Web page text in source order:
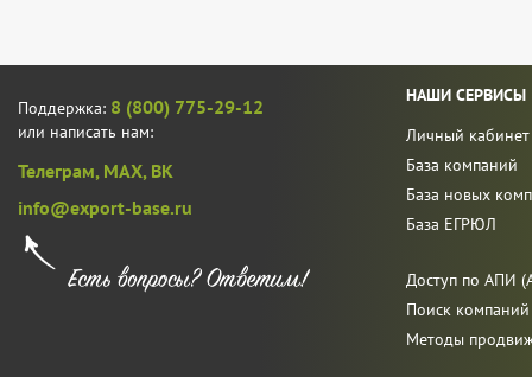
Поддержка: 8 (800) 775-29-12
или написать нам:
Телеграм, MAX, ВК
info@export-base.ru
НАШИ СЕРВИСЫ
Личный кабинет
База компаний
База новых
База ЕГРЮЛ
Доступ по АПИ
Поиск
Методы